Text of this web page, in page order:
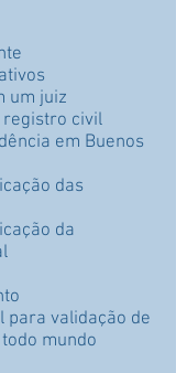
um juiz
registro civil
em Buenos
das
da
para validação de
mundo